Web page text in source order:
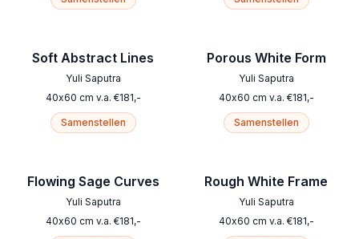
Soft Abstract Lines
Yuli Saputra
40x60 cm v.a. €181,-
Samenstellen
Flowing Sage Curves
Yuli Saputra
40x60 cm v.a. €181,-
Porous White Form
Yuli Saputra
40x60 cm v.a. €181,-
Samenstellen
Rough White Frame
Yuli Saputra
40x60 cm v.a. €181,-